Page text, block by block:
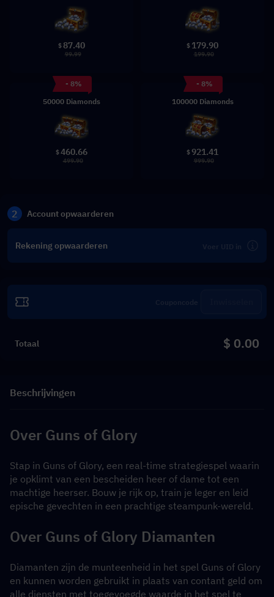
$ 87.40
99.99
$ 179.90
199.90
- 8%
50000 Diamonds
$460.66
499.90
- 8%
100000 Diamonds
$921.41
999.90
2 Account opwaarderen
Rekening opwaarderen
Totaal $ 0.00
Beschrijvingen
Over Guns of Glory
Stap in Guns of Glory, een real-time strategiespel waarin
je opklimt van een bescheiden heer of dame tot een
machtige heerser. Bouw je rijk op, train je leger en leid
epische gevechten in een prachtige steampunk-wereld.
Over Guns of Glory Diamanten
Diamanten zijn de munteenheid in het spel Guns of Glory
en kunnen worden gebruikt in plaats van contant geld om
alle diensten met toegevoegde waarde in het spel te